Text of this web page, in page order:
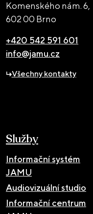
Komenského nám. 6,
602 00 Brno
+420 542 591 601
info@jamu.cz
Všechny kontakty
Služby
Informační systém
JAMU
Audiovizuální studio
Informační centrum